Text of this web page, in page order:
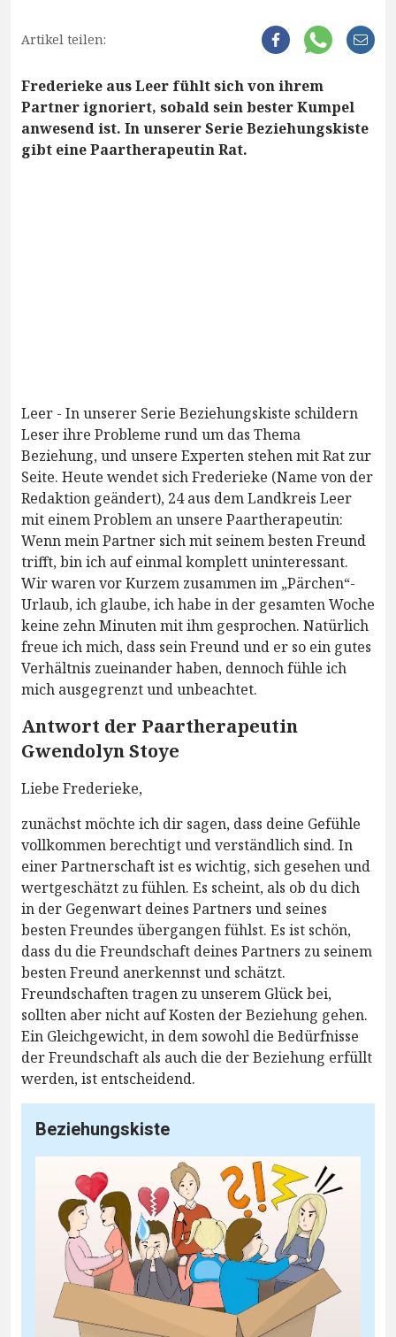
Artikel teilen:
Frederieke aus Leer fühlt sich von ihrem
Partner ignoriert, sobald sein bester Kumpel
anwesend ist. In unserer Serie Beziehungskiste
gibt eine Paartherapeutin Rat.
Leer - In unserer Serie Beziehungskiste schildern
Leser ihre Probleme rund um das Thema
Beziehung, und unsere Experten stehen mit Rat zur
Seite. Heute wendet sich Frederieke (Name von der
Redaktion geändert), 24 aus dem Landkreis Leer
mit einem Problem an unsere Paartherapeutin:
Wenn mein Partner sich mit seinem besten Freund
trifft, bin ich auf einmal komplett uninteressant.
Wir waren vor Kurzem zusammen im „Pärchen“-
Urlaub, ich glaube, ich habe in der gesamten Woche
keine zehn Minuten mit ihm gesprochen. Natürlich
freue ich mich, dass sein Freund und er so ein gutes
Verhältnis zueinander haben, dennoch fühle ich
mich ausgegrenzt und unbeachtet.
Antwort der Paartherapeutin
Gwendolyn Stoye
Liebe Frederieke,
zunächst möchte ich dir sagen, dass deine Gefühle
vollkommen berechtigt und verständlich sind. In
einer Partnerschaft ist es wichtig, sich gesehen und
wertgeschätzt zu fühlen. Es scheint, als ob du dich
in der Gegenwart deines Partners und seines
besten Freundes übergangen fühlst. Es ist schön,
dass du die Freundschaft deines Partners zu seinem
besten Freund anerkennst und schätzt.
Freundschaften tragen zu unserem Glück bei,
sollten aber nicht auf Kosten der Beziehung gehen.
Ein Gleichgewicht, in dem sowohl die Bedürfnisse
der Freundschaft als auch die der Beziehung erfüllt
werden, ist entscheidend.
Beziehungskiste